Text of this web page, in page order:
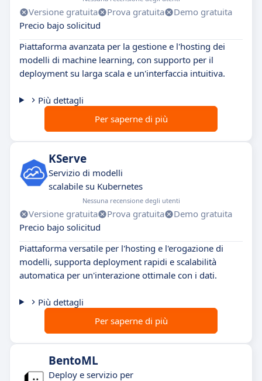
Versione gratuita Prova gratuita
Demo gratuita
Precio bajo solicitud
Piattaforma avanzata per la gestione e l'hosting dei
modelli di machine learning, con supporto per il
deployment su larga scala e un'interfaccia intuitiva.
Più dettagli
Per saperne di più
KServe
Servizio di modelli
scalabile su Kubernetes
Nessuna recensione degli utenti
Versione gratuita Prova gratuita
Demo gratuita
Precio bajo solicitud
Piattaforma versatile per l'hosting e l'erogazione di
modelli, supporta deployment rapidi e scalabilità
automatica per un'interazione ottimale con i dati.
Più dettagli
Per saperne di più
BentoML
Deploy e servizio per